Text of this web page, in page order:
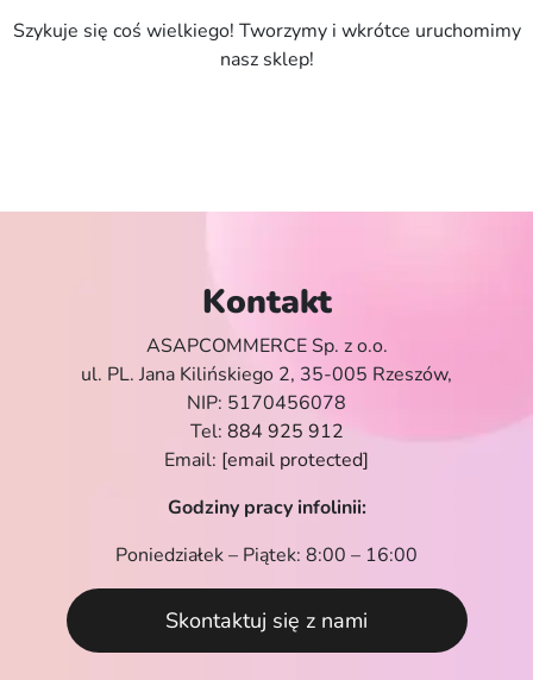
Szykuje się coś wielkiego! Tworzymy i wkrótce uruchomimy
nasz sklep!
Kontakt
ASAPCOMMERCE Sp. z o.o.
ul. PL. Jana Kilińskiego 2, 35-005 Rzeszów,
NIP: 5170456078
Tel: 884 925 912
Email: [email protected]
Godziny pracy infolinii:
Poniedziałek – Piątek: 8:00 – 16:00
Skontaktuj się z nami